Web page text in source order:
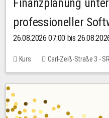
Finanzplanung
professioneller
26.08.2026 07:00 bis
Kurs Carl-Zeiß-Straße 3 -
20,00 EUR